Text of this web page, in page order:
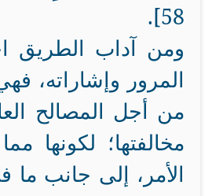
58].
ومن آداب الطريق
المرور وإشاراته،
من أجل المصالح
مخالفتها؛ لكونها
الأمر، إلى جانب